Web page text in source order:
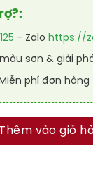
- Zalo https://
sơn & giải
phí đơn hàng
nhanh khô
Thêm vào giỏ